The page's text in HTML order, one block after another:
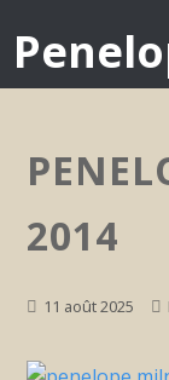
2014
11 août 2025